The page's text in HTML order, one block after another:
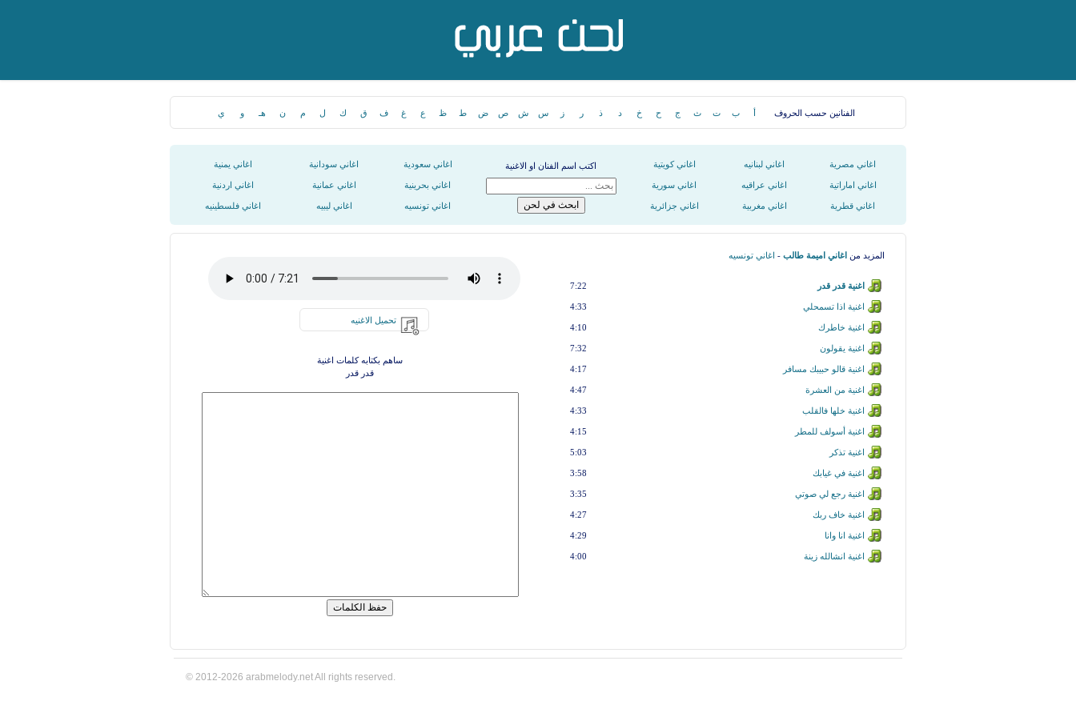
الفنانين حسب الحروف أ ب ت ث ج ح خ د ذ ر ز س ش ص ض ط ظ ع غ ف ق ك ل م ن هـ و ي
اغاني مصرية اغاني لبنانيه اغاني كويتية اكتب اسم الفنان او الاغنية اغاني سعودية اغاني سودانية اغاني يمنية
اغاني اماراتية اغاني عراقيه اغاني سورية اغاني بحرينية اغاني عمانية اغاني اردنية
اغاني قطرية اغاني مغربية اغاني جزائرية اغاني تونسيه اغاني ليبيه اغاني فلسطينيه
المزيد من اغاني اميمة طالب - اغاني تونسيه
اغنية قدر قدر 7:22
اغنية اذا تسمحلي 4:33
اغنية خاطرك 4:10
اغنية يقولون 7:32
اغنية قالو حبيبك مسافر 4:17
اغنية من العشرة 4:47
اغنية خلها فالقلب 4:33
اغنية أسولف للمطر 4:15
اغنية تذكر 5:03
اغنية في غيابك 3:58
اغنية رجع لي صوتي 3:35
اغنية خاف ربك 4:27
اغنية انا وانا 4:29
اغنية انشالله زينة 4:00
تحميل الاغنيه
ساهم بكتابه كلمات اغنية
قدر قدر
© 2012-2026 arabmelody.net All rights reserved.